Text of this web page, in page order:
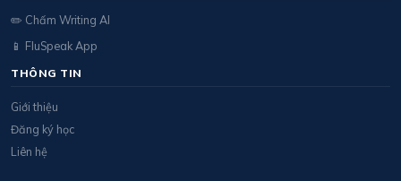
✏️ Chấm Writing AI
📱 FluSpeak App
THÔNG TIN
Giới thiệu
Đăng ký học
Liên hệ